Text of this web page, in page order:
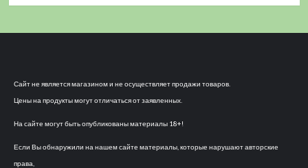
Сайт не является магазином и не осуществляет продажи товаров.
Цены на продукты могут отличаться от заявленных.
На сайте могут быть опубликованы материалы 18+!
Если Вы обнаружили на нашем сайте материалы, которые нарушают авторские
права,